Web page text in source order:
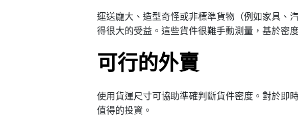
運送龐大、造型奇怪或非標準貨物（例如家具、
得很大的受益。這些貨件很難手動測量，基於密
可行的外賣
使用貨運尺寸可協助準確判斷貨件密度。對於即
值得的投資。